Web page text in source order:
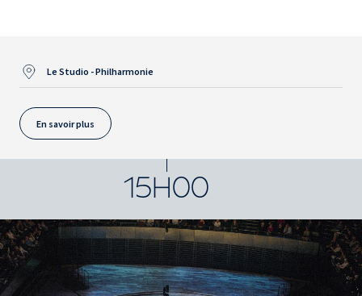
Le Studio - Philharmonie
En savoir plus
15H00